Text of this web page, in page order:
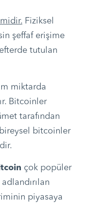
Fiziksel
şeffaf erişime
tutulan
miktarda
Bitcoinler
tarafından
bitcoinler
çok popüler
piyasaya